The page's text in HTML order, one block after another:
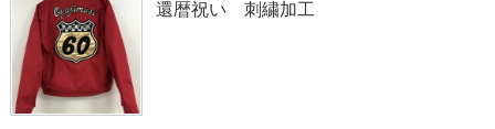
還暦祝い 刺繍加工